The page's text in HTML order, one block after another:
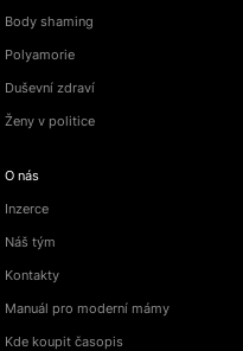
Body shaming
Polyamorie
Duševní zdraví
Ženy v politice
O nás
Inzerce
Náš tým
Kontakty
Manuál pro moderní mámy
Kde koupit časopis